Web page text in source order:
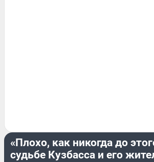
«Плохо, как никогда до
судьбе Кузбасса и его